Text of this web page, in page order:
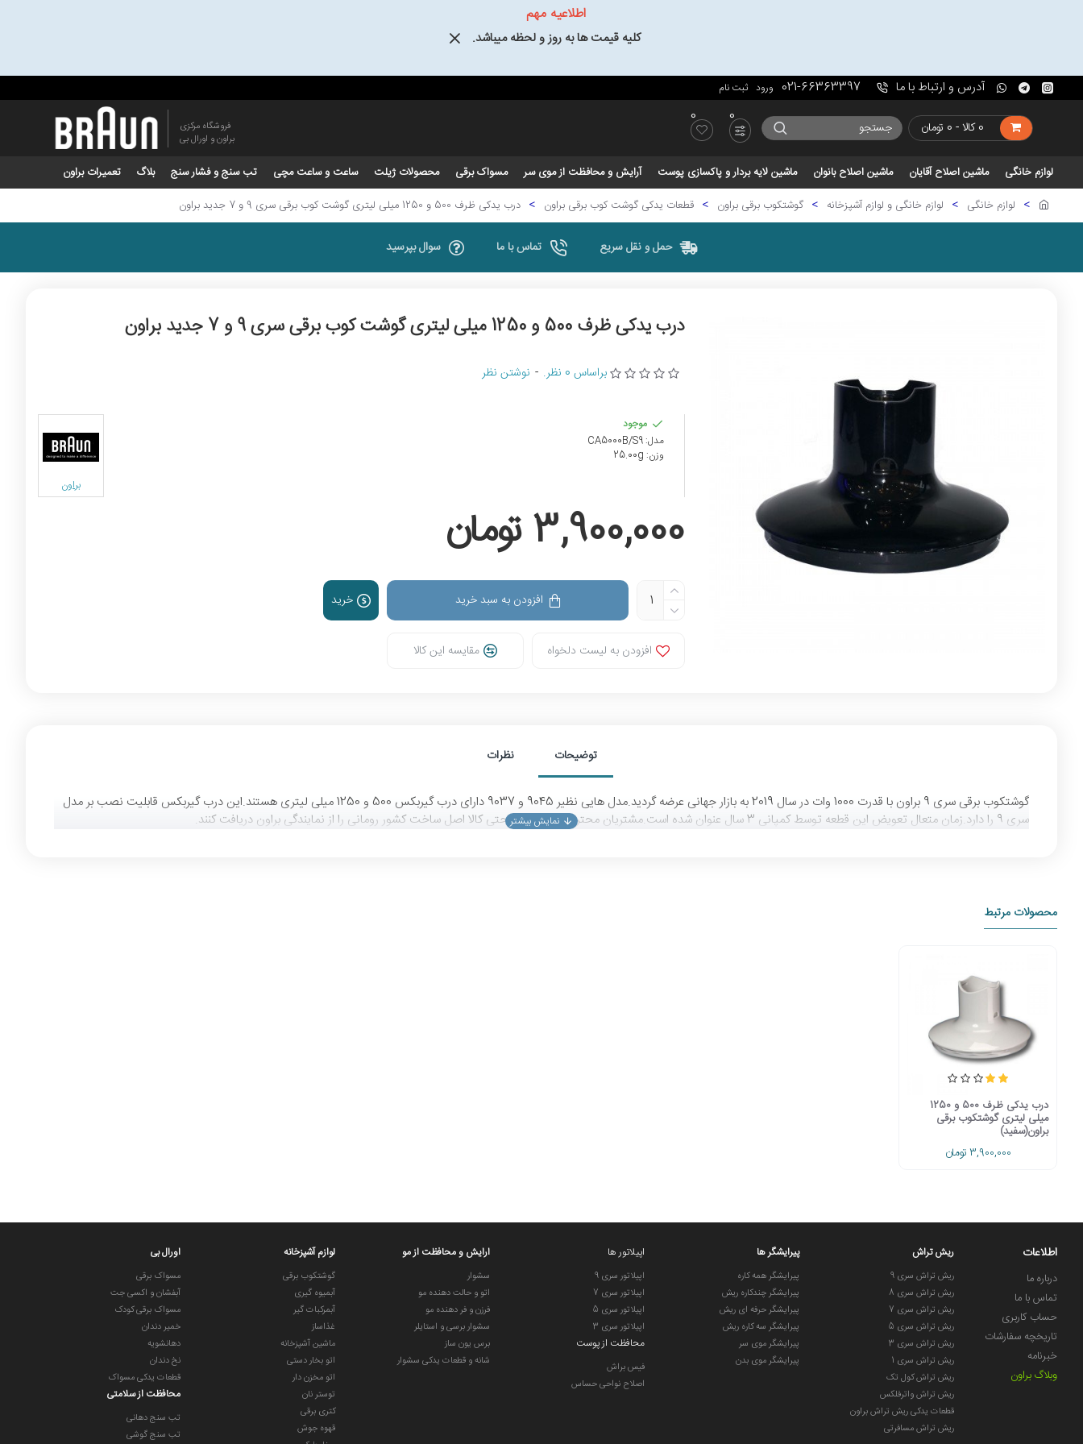
اطلاعیه مهم
کلیه قیمت ها به روز و لحظه میباشد.
آدرس و ارتباط با ما 021-66363397 ورود ثبت نام
فروشگاه مرکزی
براون و اورال بی
0 0
0 کالا - 0 تومان
لوازم خانگی ماشین اصلاح آقایان ماشین اصلاح بانوان ماشین لایه بردار و پاکسازی پوست آرایش و محافظت از موی سر مسواک برقی محصولات ژیلت ساعت و ساعت مچی تب سنج و فشار سنج بلاگ
تعمیرات براون
لوازم خانگی
لوازم خانگی و لوازم آشپزخانه گوشتکوب برقی براون قطعات یدکی گوشت کوب برقی براون درب یدکی ظرف 500 و 1250 میلی لیتری گوشت کوب برقی سری 9 و 7 جدید براون
حمل و نقل سریع تماس با ما سوال بپرسید
درب یدکی ظرف 500 و 1250 میلی لیتری گوشت کوب برقی سری 9 و 7 جدید براون
موجود
مدل:CA5000B/S9
وزن: 25.00g
براون
براساس 0 نظر. - نوشتن نظر
3,900,000 تومان
افزودن به سبد خرید خرید
افزودن به لیست دلخواه مقایسه این کالا
توضیحات نظرات
گوشتکوب برقی سری 9 براون با قدرت 1000 وات در سال 2019 به بازار جهانی عرضه گردید.مدل هایی نظیر 9045 و 9037 دارای درب گیربکس 500 و 1250 میلی لیتری هستند.این درب گیربکس قابلیت نصب بر مدل
سری 9 را دارد.زمان متعال تعویض این قطعه توسط کمپانی 3 سال عنوان شده است.مشتریان محترم میتوانند به راحتی کالا اصل ساخت کشور رومانی را از نمایندگی براون دریافت کنند.
محصولات مرتبط
درب یدکی ظرف 500 و 1250
میلی لیتری گوشتکوب برقی
براون(سفید)
3,900,000 تومان
اطلاعات
درباره ما
تماس با ما
حساب کاربری
تاریخچه سفارشات
خبرنامه
وبلاگ براون
ریش تراش
ریش تراش سری 9
ریش تراش سری 8
ریش تراش سری 7
ریش تراش سری 5
ریش تراش سری 3
ریش تراش سری 1
ریش تراش کول تک
ریش تراش واترفلکس
قطعات یدکی ریش تراش براون
ریش تراش مسافرتی
پیرایشگر ها
پیرایشگر همه کاره
پیرایشگر چندکاره ریش
پیرایشگر حرفه ای ریش
پیرایشگر سه کاره ریش
پیرایشگر موی سر
پیرایشگر موی بدن
اپیلاتور ها
اپیلاتور سری 9
اپیلاتور سری 7
اپیلاتور سری 5
اپیلاتور سری 3
محافظت از پوست
فیس براش
اصلاح نواحی حساس
ارایش و محافظت از مو
سشوار
اتو و حالت دهنده مو
فرزن و فر دهنده مو
سشوار برسی و استایلر
برس یون ساز
شانه و قطعات یدکی سشوار
لوازم آشپزخانه
گوشتکوب برقی
آبمیوه گیری
آبمرکبات گیر
غذاساز
ماشین آشپزخانه
اتو بخار دستی
اتو مخزن دار
توستر نان
کتری برقی
قهوه جوش
اورال بی
مسواک برقی
آبفشان و اکسی جت
مسواک برقی کودک
خمیر دندان
دهانشویه
نخ دندان
قطعات یدکی مسواک
محافظت از سلامتی
تب سنج دهانی
تب سنج گوشی